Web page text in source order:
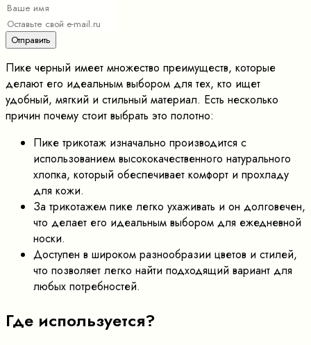
Пике черный имеет множество преимуществ, которые
делают его идеальным выбором для тех, кто ищет
удобный, мягкий и стильный материал. Есть несколько
причин почему стоит выбрать это полотно:
Пике трикотаж изначально производится с
использованием высококачественного натурального
хлопка, который обеспечивает комфорт и прохладу
для кожи.
За трикотажем пике легко ухаживать и он долговечен,
что делает его идеальным выбором для ежедневной
носки.
Доступен в широком разнообразии цветов и стилей,
что позволяет легко найти подходящий вариант для
любых потребностей.
Где используется?